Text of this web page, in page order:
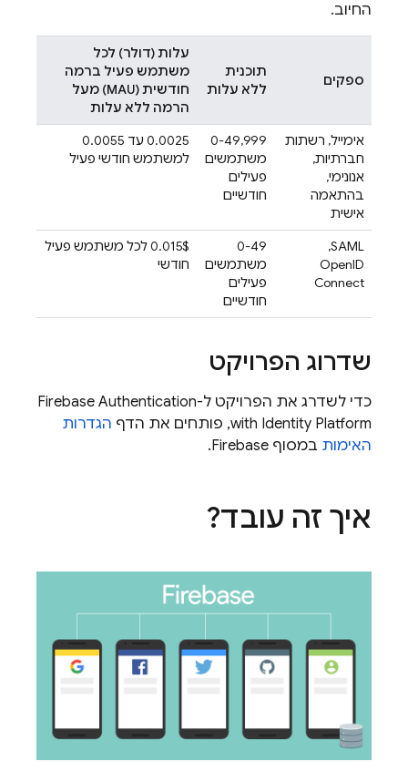
החיוב.
ספקים
תוכנית
ללא עלות
עלות (דולר) לכל
משתמש פעיל ברמה
חודשית (MAU) מעל
הרמה ללא עלות
אימייל, רשתות
חברתיות,
אנונימי,
בהתאמה
אישית
0-49,999
משתמשים
פעילים
חודשיים
‫0.0025 עד 0.0055
למשתמש חודשי פעיל
SAML, ‏
OpenID
Connect
‫0-49
משתמשים
פעילים
חודשיים
‫0.015$‎ לכל משתמש פעיל
חודשי
שדרוג הפרויקט
כדי לשדרג את הפרויקט ל-Firebase Authentication
with Identity Platform, פותחים את הדף הגדרות
האימותבמסוף Firebase
.
איך זה עובד?